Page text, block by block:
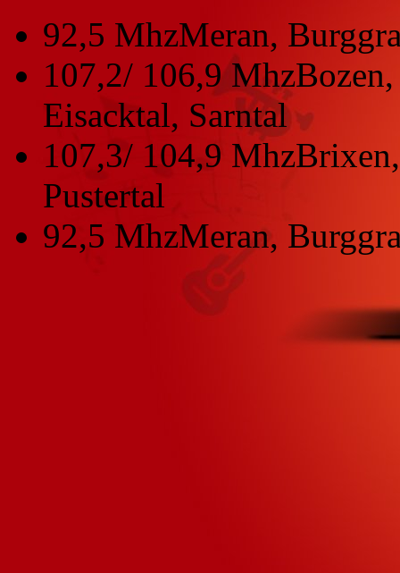
92,5 MhzMeran,
107,2/ 106,9 Mhz
Eisacktal, Sarntal
107,3/ 104,9 Mhz
Pustertal
92,5 MhzMeran,